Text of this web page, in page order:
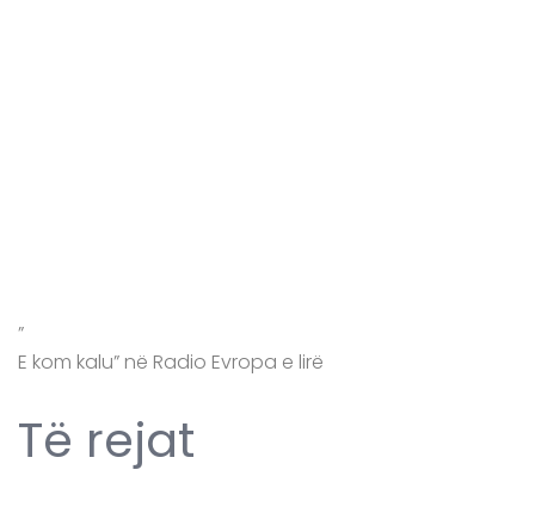
”
E kom kalu” në Radio Evropa e lirë
Të rejat